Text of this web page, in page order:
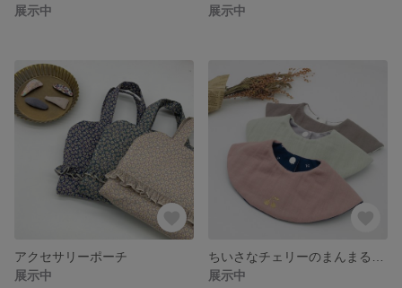
展示中
展示中
アクセサリーポーチ
展示中
展示中